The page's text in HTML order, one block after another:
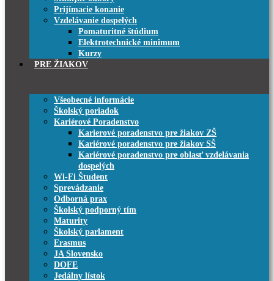
Prijímacie konanie
Vzdelávanie dospelých
Pomaturitné štúdium
Elektrotechnické minimum
Kurzy
PRE ŽIAKOV
Všeobecné informácie
Školský poriadok
Kariérové Poradenstvo
Karierové poradenstvo pre žiakov ZŠ
Kariérové poradenstvo pre žiakov SŠ
Kariérové poradenstvo pre oblasť vzdelávania
dospelých
Wi-Fi Študent
Sprevádzanie
Odborná prax
Školský podporný tím
Maturity
Školský parlament
Erasmus
JA Slovensko
DOFE
Jedálny lístok